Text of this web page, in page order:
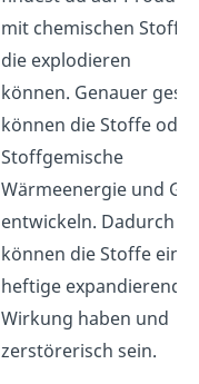
mit chemischen
die explodieren
können. Genauer
können die Stoffe oder
Stoffgemische
Wärmeenergie und
entwickeln. Dadurch
können die Stoffe eine
heftige expandierende
Wirkung haben und
zerstörerisch sein.